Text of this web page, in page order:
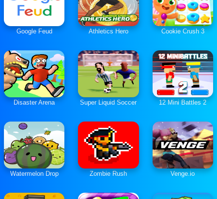
Google Feud Athletics Hero Cookie Crush 3
Disaster Arena Super Liquid Soccer 12 Mini Battles 2
Watermelon Drop Zombie Rush Venge.io